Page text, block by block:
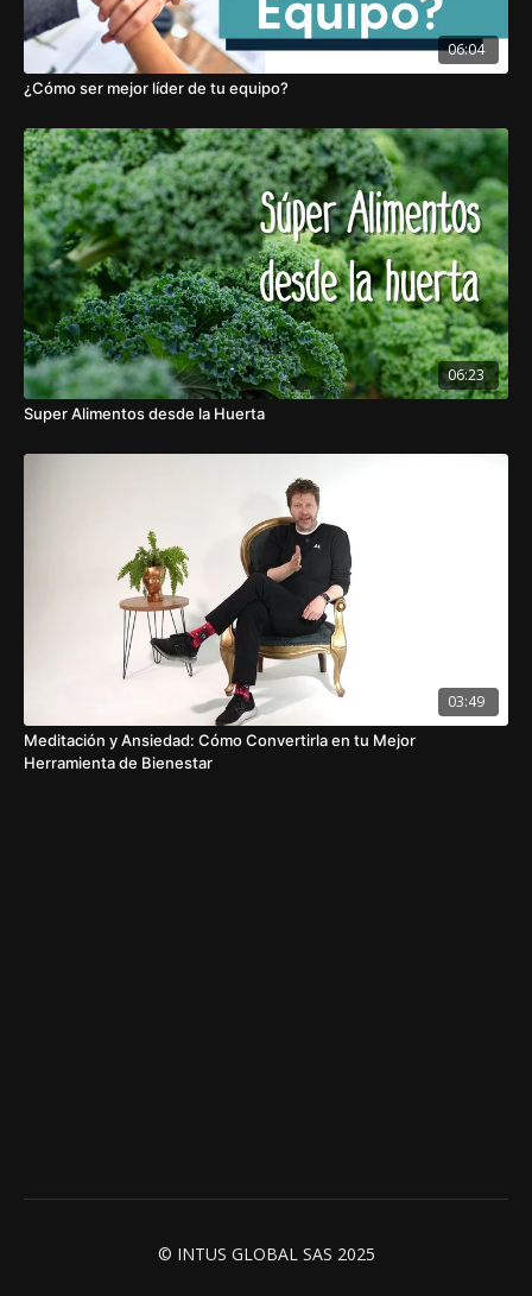
06:04
¿Cómo ser mejor líder de tu equipo?
06:23
Super Alimentos desde la Huerta
03:49
Meditación y Ansiedad: Cómo Convertirla en tu Mejor
Herramienta de Bienestar
© INTUS GLOBAL SAS 2025